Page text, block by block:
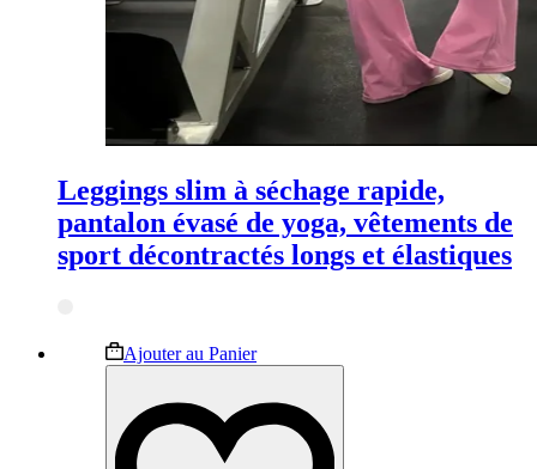
Leggings slim à séchage rapide,
pantalon évasé de yoga, vêtements de
sport décontractés longs et élastiques
Ajouter au PanierCe
produit
plusieurs
variations.